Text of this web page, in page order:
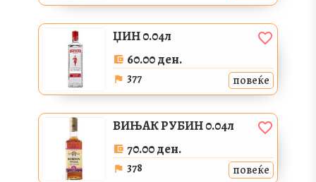
ЏИН 0.04л
60.00 ден.
377 повеќе
ВИЊАК РУБИН 0.04л
70.00 ден.
378 повеќе